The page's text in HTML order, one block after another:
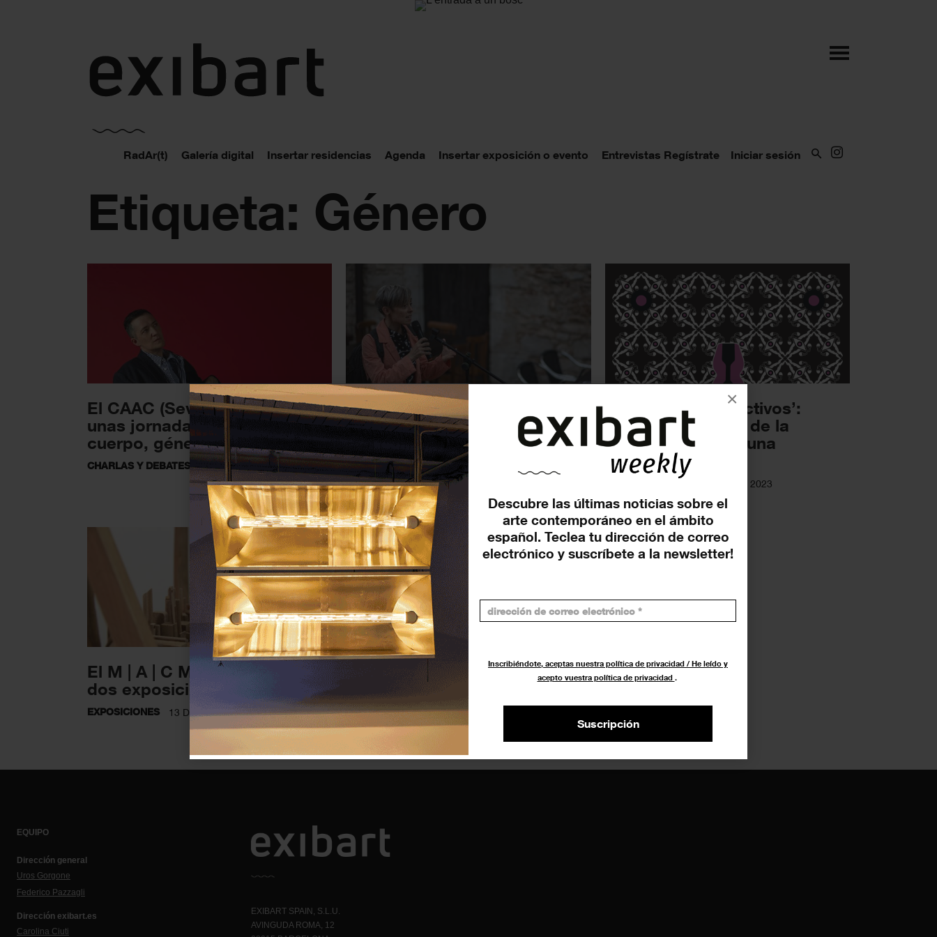
Descubre las últimas noticias sobre el
arte contemporáneo en el ámbito
español. Teclea tu dirección de correo
electrónico y suscríbete a la newsletter!
Inscribiéndote, aceptas nuestra política de privacidad / He leído y
acepto vuestra política de privacidad .
Suscripción
×
RadAr(t) Galería digital Insertar residencias Agenda Insertar exposición o evento Entrevistas Regístrate Iniciar sesión
Etiqueta: Género
El CAAC (Sevilla) presenta
unas jornadas para repensar
cuerpo, género y...
CHARLAS Y DEBATES 3 DICIEMBRE 2025
exibart.es entrevista: Ingrid
Guardiola. Entre ‘monstruas’,
feminismo(s) y territorio.
ENTREVISTAS 3 ABRIL 2023
‘Agentes reproductivos’:
estética y política de la
reproducción, en una
exposición...
16 FEBRERO 2023
El M | A | C Mataró presenta
dos exposiciones nuevas
EXPOSICIONES 13 DICIEMBRE 2022
EQUIPO
Dirección general
Uros Gorgone
Federico Pazzagli
Dirección exibart.es
Carolina Ciuti
EXIBART SPAIN, S.L.U.
AVINGUDA ROMA, 12